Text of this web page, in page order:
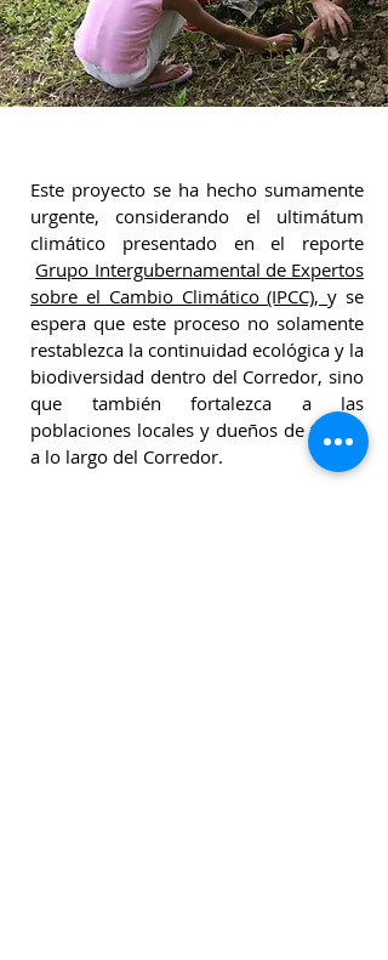
Este proyecto se ha hecho sumamente
urgente, considerando el ultimátum
climático presentado en el reporte
Grupo Intergubernamental de Expertos
sobre el Cambio Climático (IPCC),y se
espera que este proceso no solamente
restablezca la continuidad ecológica y la
biodiversidad dentro del Corredor, sino
que también fortalezca a las
poblaciones locales y dueños de tierras
a lo largo del Corredor.